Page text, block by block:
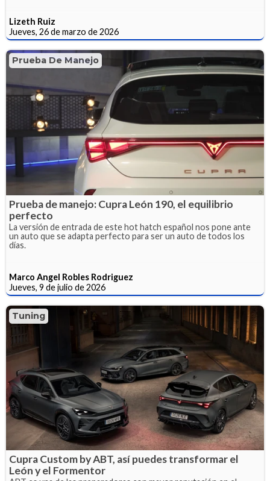
Lizeth Ruiz
Jueves, 26 de marzo de 2026
Prueba De Manejo
Prueba de manejo: Cupra León 190, el equilibrio
perfecto
La versión de entrada de este hot hatch español nos pone ante
un auto que se adapta perfecto para ser un auto de todos los
días.
Marco Angel Robles Rodriguez
Jueves, 9 de julio de 2026
Tuning
Cupra Custom by ABT, así puedes transformar el
León y el Formentor